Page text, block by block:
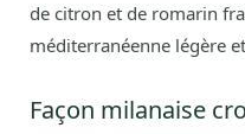
de citron et de romarin
méditerranéenne légère
Façon milanaise